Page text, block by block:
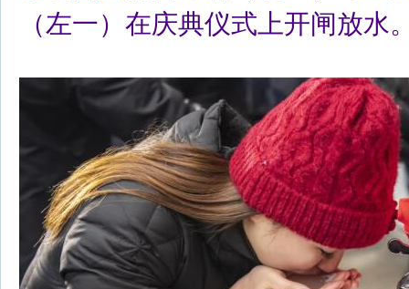
（左一）在庆典仪式上开闸放水